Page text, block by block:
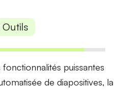
puissantes
de diapositives, la